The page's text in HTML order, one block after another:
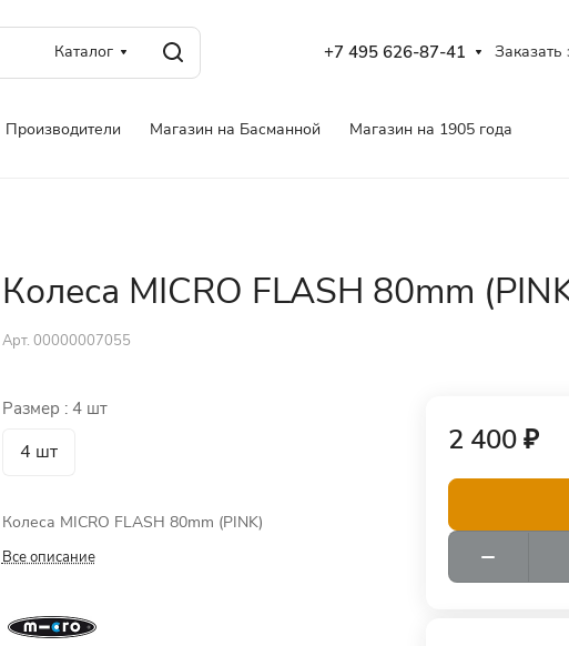
Каталог +7 495 626-87-41 Заказать
Производители Магазин на Басманной Магазин на 1905 года
Колеса MICRO FLASH 80mm
Арт. 00000007055
Размер : 4 шт
4 шт
Колеса MICRO FLASH 80mm (PINK)
Все описание
2 400 ₽